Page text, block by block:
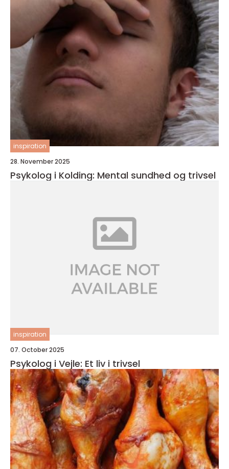
inspiration
28. November 2025
Psykolog i Kolding: Mental sundhed og trivsel
inspiration
07. October 2025
Psykolog i Vejle: Et liv i trivsel